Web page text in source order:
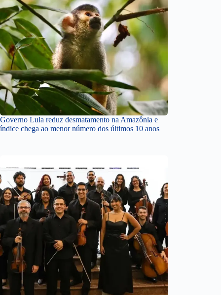
Governo Lula reduz desmatamento na Amazônia e
índice chega ao menor número dos últimos 10 anos